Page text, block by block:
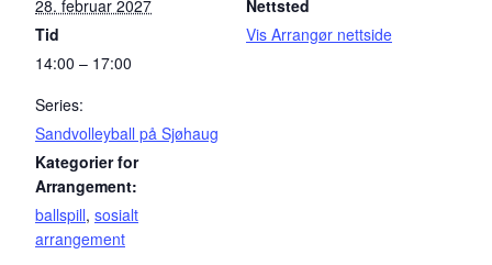
28. februar 2027
Tid
14:00 – 17:00
Series:
Sandvolleyball på Sjøhaug
Kategorier for
Arrangement:
ballspill, sosialt
arrangement
Nettsted
Vis Arrangør nettside